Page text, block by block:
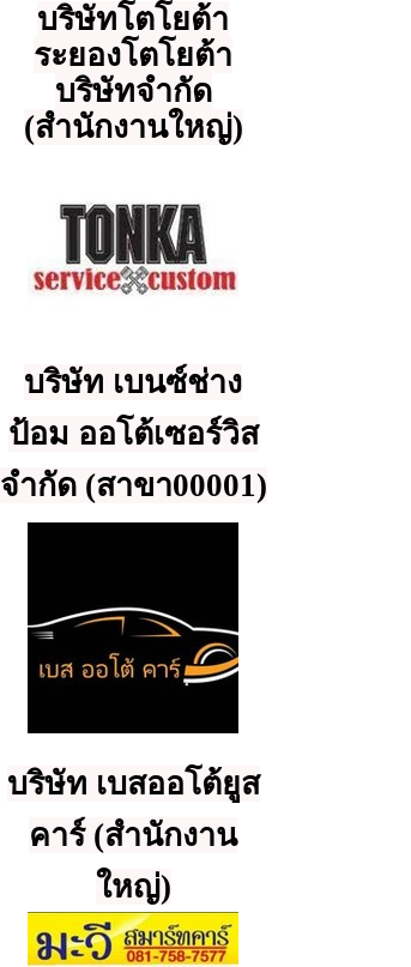
บริษัทโตโยต้า
ระยองโตโยต้า
บริษัทจำกัด
(สำนักงานใหญ่)
บริษัท เบนซ์ช่าง
ป้อม ออโต้เซอร์วิส
จำกัด (สาขา00001)
บริษัท เบสออโต้ยูส
คาร์ (สำนักงาน
ใหญ่)